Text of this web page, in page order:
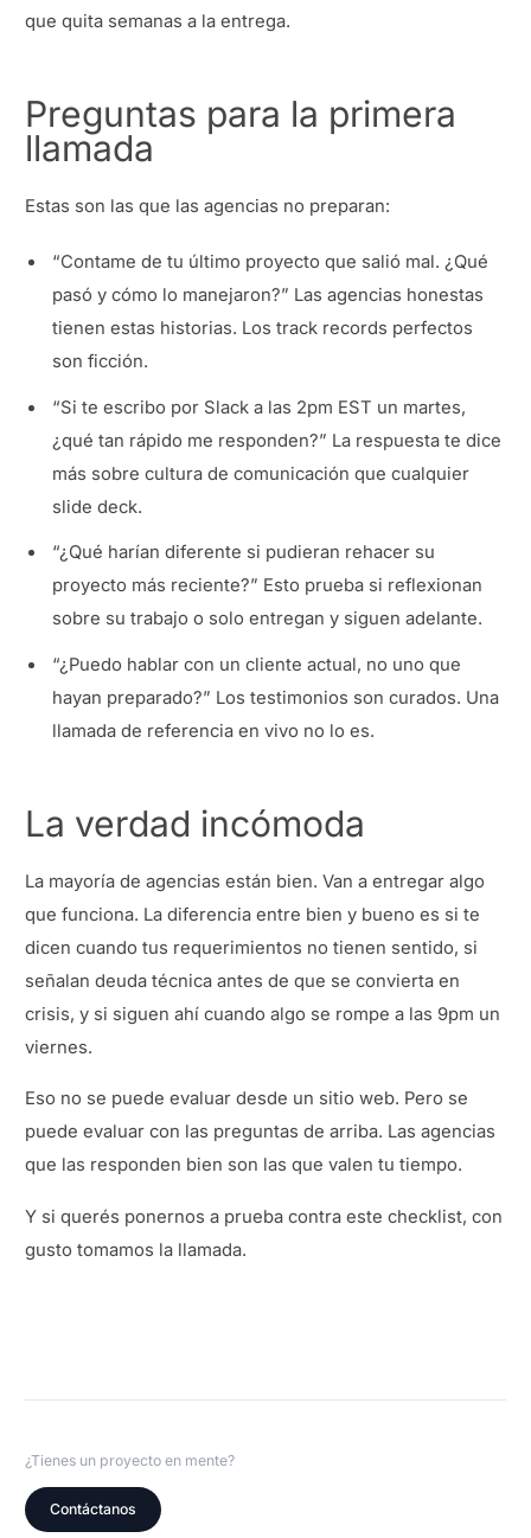
que quita semanas a la entrega.
Preguntas para la primera
llamada
Estas son las que las agencias no preparan:
“Contame de tu último proyecto que salió mal. ¿Qué
pasó y cómo lo manejaron?” Las agencias honestas
tienen estas historias. Los track records perfectos
son ficción.
“Si te escribo por Slack a las 2pm EST un martes,
¿qué tan rápido me responden?” La respuesta te dice
más sobre cultura de comunicación que cualquier
slide deck.
“¿Qué harían diferente si pudieran rehacer su
proyecto más reciente?” Esto prueba si reflexionan
sobre su trabajo o solo entregan y siguen adelante.
“¿Puedo hablar con un cliente actual, no uno que
hayan preparado?” Los testimonios son curados. Una
llamada de referencia en vivo no lo es.
La verdad incómoda
La mayoría de agencias están bien. Van a entregar algo
que funciona. La diferencia entre bien y bueno es si te
dicen cuando tus requerimientos no tienen sentido, si
señalan deuda técnica antes de que se convierta en
crisis, y si siguen ahí cuando algo se rompe a las 9pm un
viernes.
Eso no se puede evaluar desde un sitio web. Pero se
puede evaluar con las preguntas de arriba. Las agencias
que las responden bien son las que valen tu tiempo.
Y si querés ponernos a prueba contra este checklist, con
gusto tomamos la llamada.
¿Tienes un proyecto en mente?
Contáctanos